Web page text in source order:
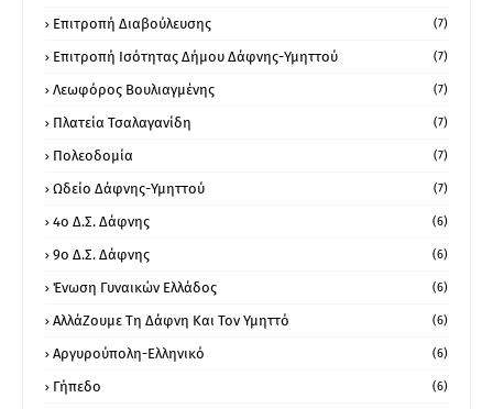
Επιτροπή Διαβούλευσης (7)
Επιτροπή Ισότητας Δήμου Δάφνης-Υμηττού (7)
Λεωφόρος Βουλιαγμένης (7)
Πλατεία Τσαλαγανίδη (7)
Πολεοδομία (7)
Ωδείο Δάφνης-Υμηττού (7)
4ο Δ.Σ. Δάφνης (6)
9ο Δ.Σ. Δάφνης (6)
Ένωση Γυναικών Ελλάδος (6)
ΑλλάΖουμε Τη Δάφνη Και Τον Υμηττό (6)
Αργυρούπολη-Ελληνικό (6)
Γήπεδο (6)